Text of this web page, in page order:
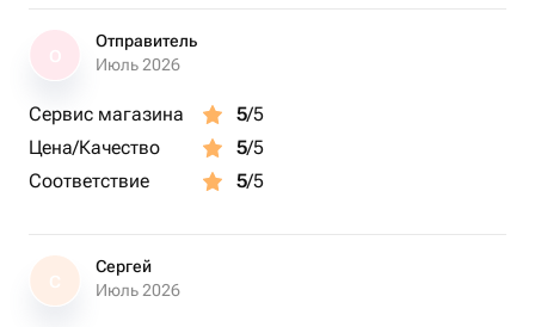
Отправитель
Июль 2026
Сервис магазина 5/5
Цена/Качество
5/5
Соответствие
5/5
С
Сергей
Июль 2026